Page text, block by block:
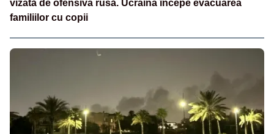
vizată de ofensiva rusă. Ucraina începe evacuarea
familiilor cu copii